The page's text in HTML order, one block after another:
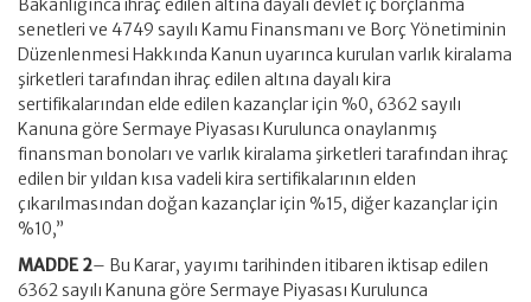
Bakanlığınca ihraç edilen altına dayalı devlet iç borçlanma
senetleri ve 4749 sayılı Kamu Finansmanı ve Borç Yönetiminin
Düzenlenmesi Hakkında Kanun uyarınca kurulan varlık kiralama
şirketleri tarafından ihraç edilen altına dayalı kira
sertifikalarından elde edilen kazançlar için %0, 6362 sayılı
Kanuna göre Sermaye Piyasası Kurulunca onaylanmış
finansman bonoları ve varlık kiralama şirketleri tarafından ihraç
edilen bir yıldan kısa vadeli kira sertifikalarının elden
çıkarılmasından doğan kazançlar için %15, diğer kazançlar için
%10,”
MADDE 2– Bu Karar, yayımı tarihinden itibaren iktisap edilen
6362 sayılı Kanuna göre Sermaye Piyasası Kurulunca